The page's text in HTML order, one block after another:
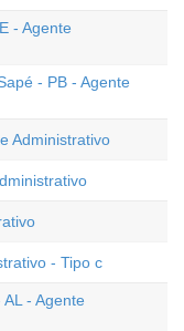
- Agente
- PB - Agente
Administrativo
- Tipo c
- Agente